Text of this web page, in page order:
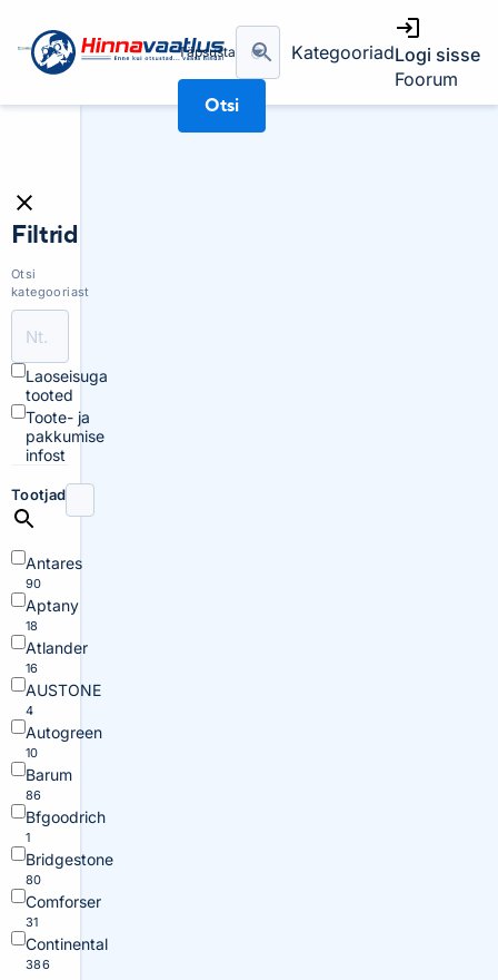
Täpsusta
Otsi
KategooriadLogi sisse
Foorum
Filtrid
Otsi
kategooriast
Laoseisuga
tooted
Toote- ja
pakkumise
infost
Tootjad
Antares
90
Aptany
18
Atlander
16
AUSTONE
4
Autogreen
10
Barum
86
Bfgoodrich
1
Bridgestone
80
Comforser
31
Continental
386